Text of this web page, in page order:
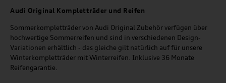
Audi Original Kompletträder und Reifen
Sommerkompletträder von Audi Original Zubehör verfügen über
hochwertige Sommerreifen und sind in verschiedenen Design-
Variationen erhältlich - das gleiche gilt natürlich auf für unsere
Winterkompletträder mit Winterreifen. Inklusive 36 Monate
Reifengarantie.